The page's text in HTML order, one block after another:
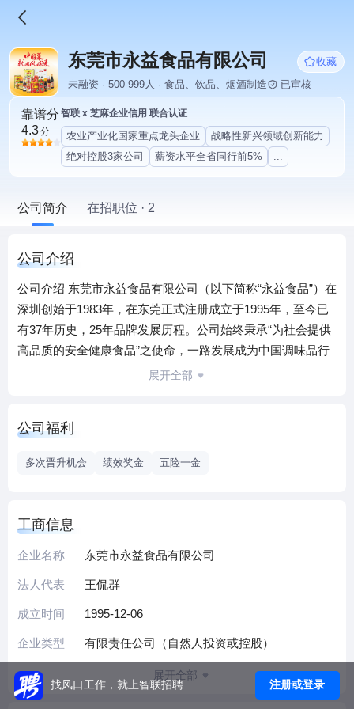
东莞市永益食品有限公司
收藏
未融资 · 500-999人 · 食品、饮品、烟酒制造
已审核
靠谱分
4.3分
智联 x 芝麻企业信用 联合认证
农业产业化国家重点龙头企业
战略性新兴领域创新能力
绝对控股3家公司
薪资水平全省同行前5% ...
公司简介 在招职位 · 2
公司介绍
公司介绍 东莞市永益食品有限公司（以下简称“永益食品”）在
深圳创始于1983年，在东莞正式注册成立于1995年，至今已
有37年历史，25年品牌发展历程。公司始终秉承“为社会提供
高品质的安全健康食品”之使命，一路发展成为中国调味品行
业品质安全与健康的典范。目前，永益食品旗下产业包含：
生产和销售各类调味品，包含番茄调味酱、番茄沙司、鲍鱼
高新技术企业”、“广东省重点农业点龙头企业”、“东莞市农业
龙头企业”、“广东省守合同重信用企业”等称号。同时，永益
食品始终坚持科学创新的发展理念，先后与国内多所大学、
烹饪学校、食品研究所建立了良好而长期的产、学、研合作
研发中心）。 “同心协力，向零缺陷挑战；坚持改进，超越顾
客需求”是永益一贯坚持的质量方针，公司建立专业的食品检
验中心，从原料入厂、过程控制、品质稽查、产品检验、销
售跟踪等每一道关口严控品质，确保最终将安全健康的产品
送到消费者手中。公司坚持与国际标准同步，先后通过“ISO
展开全部
公司福利
多次晋升机会 绩效奖金 五险一金
工商信息
企业名称 东莞市永益食品有限公司
法人代表 王侃群
成立时间 1995-12-06
企业类型 有限责任公司（自然人投资或控股）
展开全部
找风口工作，就上智联招聘 注册或登录